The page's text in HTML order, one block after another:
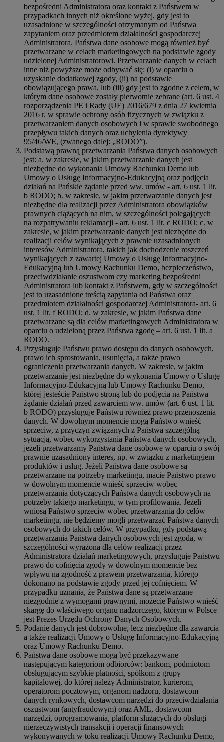
bezpośredni Administratora oraz kontakt z Państwem w
przypadkach innych niż określone wyżej, gdy jest to
uzasadnione w szczególności otrzymanym od Państwa
zapytaniem oraz przedmiotem działalności gospodarczej
Administratora. Państwa dane osobowe mogą również być
przetwarzane w celach marketingowych na podstawie zgody
udzielonej Administratorowi. Przetwarzanie danych w celach
inne niż powyższe może odbywać się: (i) w oparciu o
uzyskanie dodatkowej zgody, (ii) na podstawie
obowiązującego prawa, lub (iii) gdy jest to zgodne z celem, w
którym dane osobowe zostały pierwotnie zebrane (art. 6 ust. 4
rozporządzenia PE i Rady (UE) 2016/679 z dnia 27 kwietnia
2016 r. w sprawie ochrony osób fizycznych w związku z
przetwarzaniem danych osobowych i w sprawie swobodnego
przepływu takich danych oraz uchylenia dyrektywy
95/46/WE, (zwanego dalej: „RODO”).
Podstawą prawną przetwarzania Państwa danych osobowych
jest: a. w zakresie, w jakim przetwarzanie danych jest
niezbędne do wykonania Umowy Rachunku Demo lub
Umowy o Usługę Informacyjno-Edukacyjną oraz podjęcia
działań na Pańskie żądanie przed ww. umów - art. 6 ust. 1 lit.
b RODO; b. w zakresie, w jakim przetwarzanie danych jest
niezbędne dla realizacji przez Administratora obowiązków
prawnych ciążących na nim, w szczególności polegających
na rozpatrywaniu reklamacji - art. 6 ust. 1 lit. c RODO; c. w
zakresie, w jakim przetwarzanie danych jest niezbędne do
realizacji celów wynikających z prawnie uzasadnionych
interesów Administratora, takich jak dochodzenie roszczeń
wynikających z zawartej Umowy o Usługę Informacyjno-
Edukacyjną lub Umowy Rachunku Demo, bezpieczeństwo,
przeciwdziałanie oszustwom czy marketing bezpośredni
Administratora lub kontakt z Państwem, gdy w szczególności
jest to uzasadnione treścią zapytania od Państwa oraz
przedmiotem działalności gospodarczej Administratora- art. 6
ust. 1 lit. f RODO; d. w zakresie, w jakim Państwa dane
przetwarzane są dla celów marketingowych Administratora w
oparciu o udzieloną przez Państwa zgodę – art. 6 ust. 1 lit. a
RODO.
Przysługuje Państwu prawo dostępu do danych osobowych,
prawo ich sprostowania, usunięcia, a także prawo
ograniczenia przetwarzania danych. W zakresie, w jakim
przetwarzanie jest niezbędne do wykonania Umowy o Usługę
Informacyjno-Edukacyjną lub Umowy Rachunku Demo,
której jesteście Państwo stroną lub do podjęcia na Państwa
żądanie działań przed zawarciem ww. umów (art. 6 ust. 1 lit.
b RODO) przysługuje Państwu również prawo przenoszenia
danych. W dowolnym momencie mogą Państwo wnieść
sprzeciw, z przyczyn związanych z Państwa szczególną
sytuacją, wobec wykorzystania Państwa danych osobowych,
jeżeli przetwarzamy Państwa dane osobowe w oparciu o swój
prawnie uzasadniony interes, np. w związku z marketingiem
produktów i usług. Jeżeli Państwa dane osobowe są
przetwarzane na potrzeby marketingu, macie Państwo prawo
w dowolnym momencie wnieść sprzeciw wobec
przetwarzania dotyczących Państwa danych osobowych na
potrzeby takiego marketingu, w tym profilowania. Jeżeli
wniosą Państwo sprzeciw wobec przetwarzania do celów
marketingu, nie będziemy mogli przetwarzać Państwa danych
osobowych do takich celów. W przypadku, gdy podstawą
przetwarzania Państwa danych osobowych jest zgoda, w
szczególności wyrażona dla celów realizacji przez
Administratora działań marketingowych, przysługuje Państwu
prawo do cofnięcia zgody w dowolnym momencie bez
wpływu na zgodność z prawem przetwarzania, którego
dokonano na podstawie zgody przed jej cofnięciem. W
przypadku uznania, że Państwa dane są przetwarzane
niezgodnie z wymogami prawnymi, możecie Państwo wnieść
skargę do właściwego organu nadzorczego, którym w Polsce
jest Prezes Urzędu Ochrony Danych Osobowych.
Podanie danych jest dobrowolne, lecz niezbędne dla zawarcia
a także realizacji Umowy o Usługę Informacyjno-Edukacyjną
oraz Umowy Rachunku Demo.
Państwa dane osobowe mogą być przekazywane
następującym kategoriom odbiorców: bankom, podmiotom
obsługującym szybkie płatności, spółkom z grupy
kapitałowej, do której należy Administrator, kurierom,
operatorom pocztowym, organom nadzoru, dostawcom
danych rynkowych, dostawcom narzędzi do przeciwdziałania
oszustwom (antyfraudowym) oraz AML, dostawcom
narzędzi, oprogramowania, platform służących do obsługi
nierzeczywistych transakcji i operacji finansowych
wykonywanych w toku realizacji Umowy Rachunku Demo,